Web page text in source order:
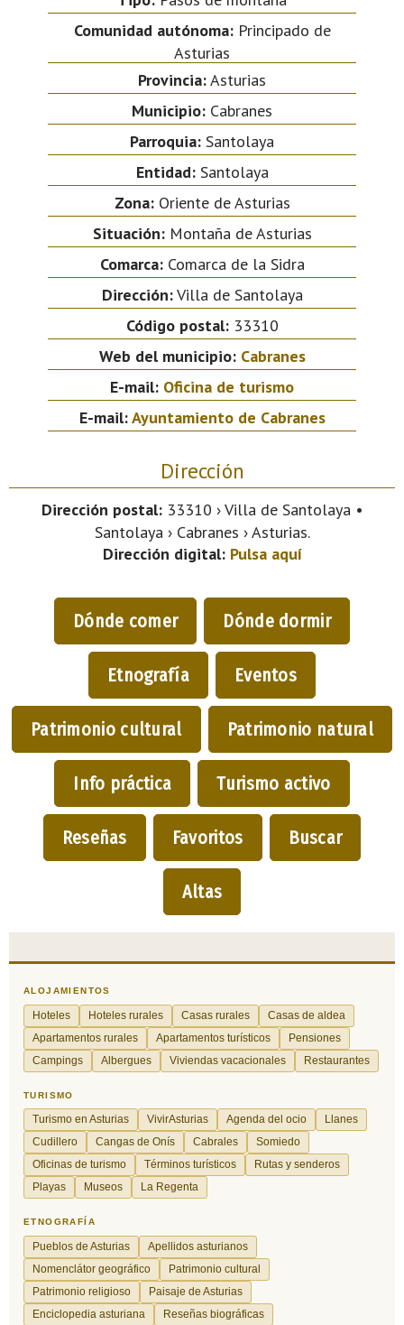
Comunidad autónoma:Principado de
Asturias
Provincia:Asturias
Municipio: Cabranes
Parroquia: Santolaya
Entidad:Santolaya
Zona:Oriente de Asturias
Situación:Montaña de Asturias
Comarca:Comarca de la Sidra
Dirección:Villa de Santolaya
Código postal:33310
Web del municipio: Cabranes
E-mail: Oficina de turismo
E-mail:Ayuntamiento de Cabranes
Dirección
Dirección postal:33310 › Villa de Santolaya •
Santolaya › Cabranes › Asturias.
Dirección digital: Pulsa aquí
Dónde comer Dónde dormir
Etnografía Eventos
Patrimonio cultural Patrimonio natural
Info práctica Turismo activo
Reseñas Favoritos Buscar
Altas